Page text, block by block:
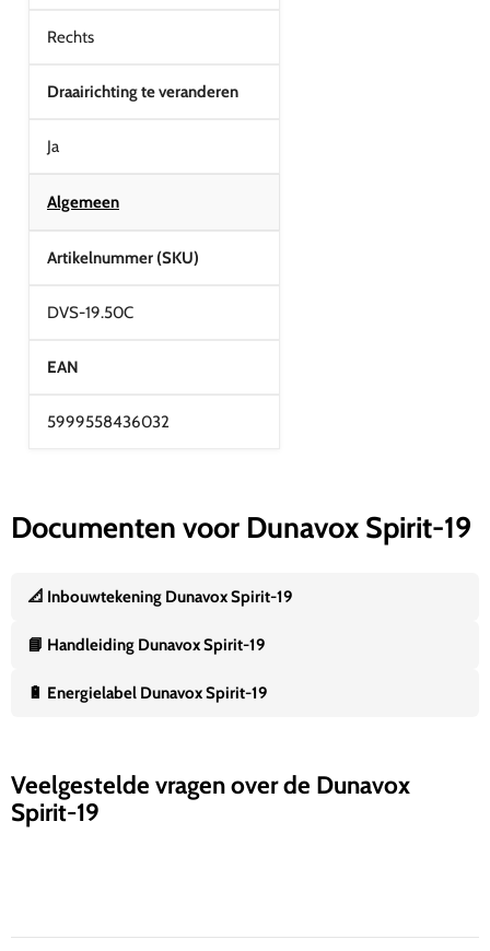
Rechts
Draairichting te veranderen
Ja
Algemeen
Artikelnummer (SKU)
DVS-19.50C
EAN
5999558436032
Documenten voor Dunavox Spirit-19
📐 Inbouwtekening Dunavox Spirit-19
📘 Handleiding Dunavox Spirit-19
🔋 Energielabel Dunavox Spirit-19
Veelgestelde vragen over de Dunavox
Spirit-19